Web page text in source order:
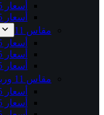
أسعار 35
أسعار 45
مقاس 11
أسعار 25
أسعار 35
أسعار 45
مقاس 11 وربع
أسعار 25
أسعار 35